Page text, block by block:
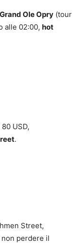
Grand Ole Opry (tour
alle 02:00, hot
USD,
.
Street,
non perdere il